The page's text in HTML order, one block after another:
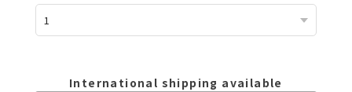
International shipping available